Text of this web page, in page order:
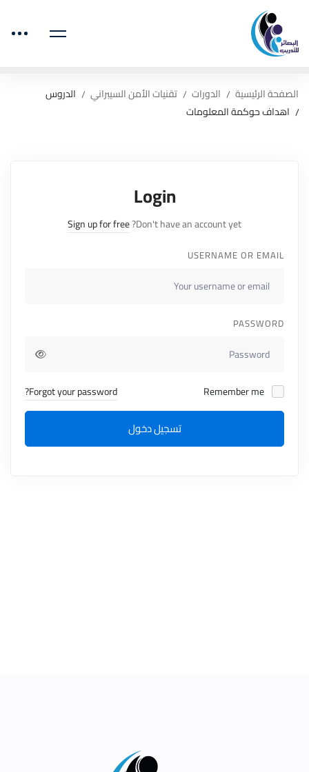
الصفحة الرئيسية الدورات تقنيات الأمن السيبراني
الدروس
اهداف حوكمة المعلومات
Login
Don't have an account yet?
Sign up for free
USERNAME OR EMAIL
PASSWORD
Forgot your password?
تسجيل دخول